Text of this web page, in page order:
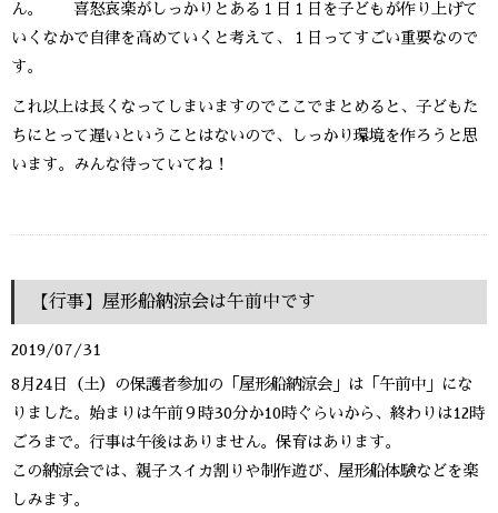
ん。 喜怒哀楽がしっかりとある１日１日を子どもが作り上げて
いくなかで自律を高めていくと考えて、１日ってすごい重要なので
す。
これ以上は長くなってしまいますのでここでまとめると、子どもた
ちにとって遅いということはないので、しっかり環境を作ろうと思
います。みんな待っていてね！
【行事】屋形船納涼会は午前中です
2019/07/31
8月24日（土）の保護者参加の「屋形船納涼会」は「午前中」にな
りました。始まりは午前９時30分か10時ぐらいから、終わりは12時
ごろまで。行事は午後はありません。保育はあります。
この納涼会では、親子スイカ割りや制作遊び、屋形船体験などを楽
しみます。